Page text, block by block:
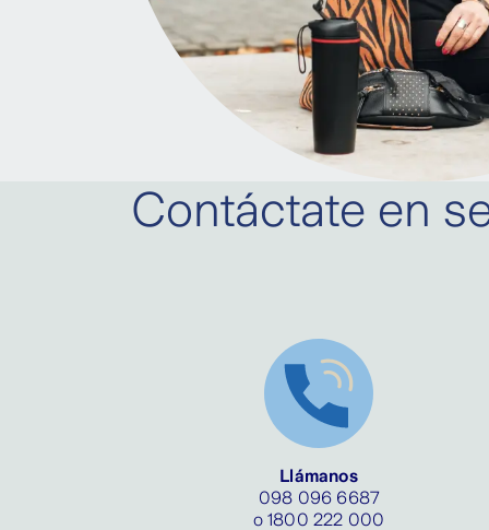
Contáctate en
Llámanos
098 096 6687
o 1800 222 000